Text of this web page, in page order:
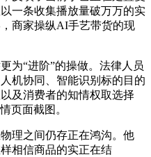
一条收集播放量破万万的实
商家操纵AI手艺带货的现
“进阶”的操做。法律人员
机协同、智能识别标的目的
及消费者的知情权取选择
页面截图。
之间仍存正在鸿沟。他
相信商品的实正在结